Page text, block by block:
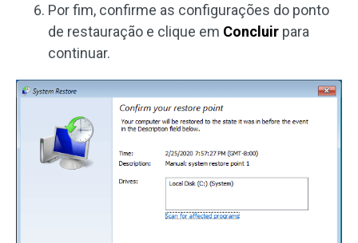
Por fim, confirme as configurações do ponto
de restauração e clique em Concluir para
continuar.